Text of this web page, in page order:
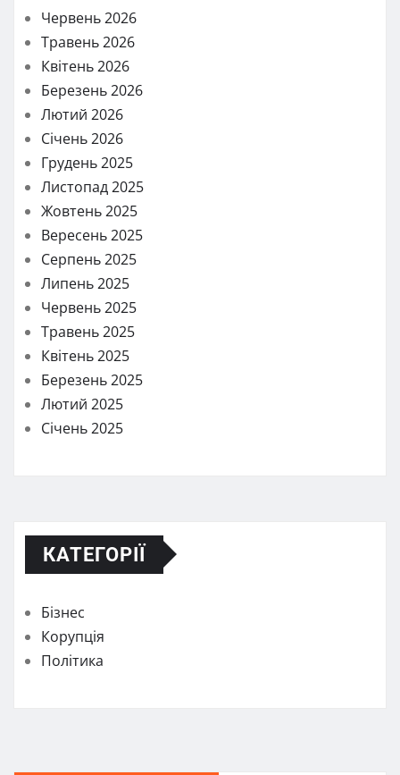
Червень 2026
Травень 2026
Квітень 2026
Березень 2026
Лютий 2026
Січень 2026
Грудень 2025
Листопад 2025
Жовтень 2025
Вересень 2025
Серпень 2025
Липень 2025
Червень 2025
Травень 2025
Квітень 2025
Березень 2025
Лютий 2025
Січень 2025
КАТЕГОРІЇ
Бізнес
Корупція
Політика